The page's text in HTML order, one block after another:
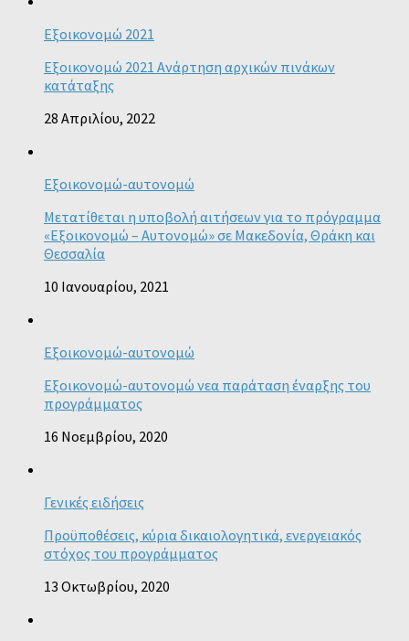
Εξοικονομώ 2021
Εξοικονομώ 2021 Ανάρτηση αρχικών πινάκων
κατάταξης
28 Απριλίου, 2022
Εξοικονομώ-αυτονομώ
Μετατίθεται η υποβολή αιτήσεων για το πρόγραμμα
«Εξοικονομώ – Αυτονομώ» σε Μακεδονία, Θράκη και
Θεσσαλία
10 Ιανουαρίου, 2021
Εξοικονομώ-αυτονομώ
Εξοικονομώ-αυτονομώ νεα παράταση έναρξης του
προγράμματος
16 Νοεμβρίου, 2020
Γενικές ειδήσεις
Προϋποθέσεις, κύρια δικαιολογητικά, ενεργειακός
στόχος του προγράμματος
13 Οκτωβρίου, 2020